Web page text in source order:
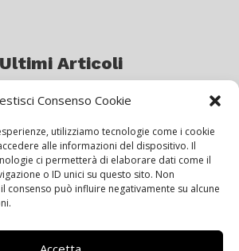
Consenso Cookie
utilizziamo tecnologie come i cookie
alle informazioni del dispositivo. Il
ci permetterà di elaborare dati come il
o ID unici su questo sito. Non
consenso può influire negativamente su alcune
Ultimi Articoli
di luce: al via la quinta
BEER GARDEN CON IL GIALLONE